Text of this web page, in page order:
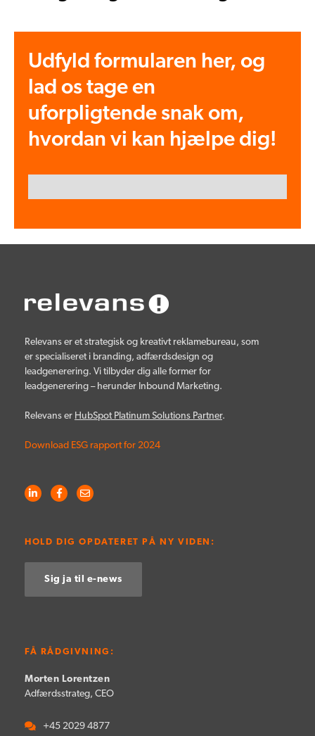
Udfyld formularen her, og
lad os tage en
uforpligtende snak om,
hvordan vi kan hjælpe dig!
Relevans er et strategisk og kreativt reklamebureau, som
er specialiseret i branding, adfærdsdesign og
leadgenerering. Vi tilbyder dig alle former for
leadgenerering – herunder Inbound Marketing.
Relevans er HubSpot Platinum Solutions Partner.
Download ESG rapport for 2024
HOLD DIG OPDATERET PÅ NY VIDEN:
Sig ja til e-news
FÅ RÅDGIVNING:
Morten Lorentzen
Adfærdsstrateg, CEO
+45 2029 4877